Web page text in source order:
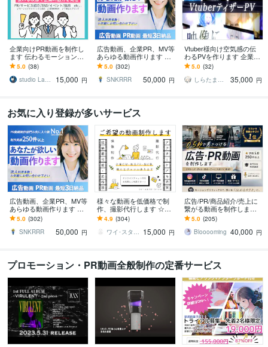
企業向けPR動画を制作し
ます 伝わるモーショング
ラフィックス・丁寧なヒ
アリングで理想を形に
5.0 (38)
studio Lambo
15,000 円
広告動画、企業PR、MV等
あらゆる動画作ります 初
めての方も丁寧にサポー
ト！長尺PR/VP動画も承
ります！
5.0 (302)
SNKRRR
50,000 円
Vtuber様向け空気感の伝
わるPVを作ります 企業実
績あり！あなたの世界を
映像にするお手伝いをし
ます！
5.0 (32)
しらたましろ。
35,000 円
お気に入り登録が多いサービス
広告動画、企業PR、MV等
あらゆる動画作ります 初
めての方も丁寧にサポー
ト！長尺PR/VP動画も承
ります！
5.0 (302)
SNKRRR
50,000 円
様々な動画を低価格で制
作、撮影代行します ☆丁
寧且つ迅速な対応☆動画
を必要としている方へ
4.9 (304)
ワイ･スタジオ･ワークス 15,000 円
広告/PR/商品紹介/売上に
繋がる動画を制作します
企画構成からSNS・LP HP
用動画まで最後まで丁寧
に対応！
5.0 (205)
Blooooming 40,000 円
プロモーション・PR動画全般制作の定番サービス